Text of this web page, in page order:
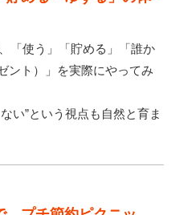
「使う」「貯める」「誰か
ント）」を実際にやってみ
い”という視点も自然と育ま